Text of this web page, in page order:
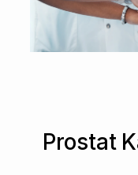
Prostat